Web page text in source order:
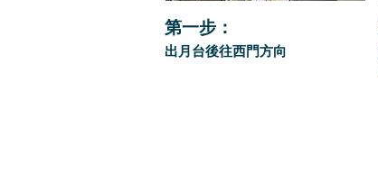
第一步：
出月台後往西門方向